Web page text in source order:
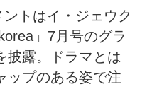
トはイ・ジェウク
」7月号のグラ
披露。ドラマとは
ップのある姿で注